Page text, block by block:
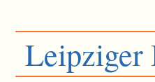
Leipziger